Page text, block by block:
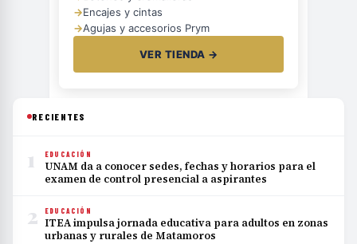
→Encajes y cintas
→Agujas y accesorios Prym
VER TIENDA →
RECIENTES
1 EDUCACIÓN
UNAM da a conocer sedes, fechas y horarios para el
examen de control presencial a aspirantes
2 EDUCACIÓN
ITEA impulsa jornada educativa para adultos en zonas
urbanas y rurales de Matamoros